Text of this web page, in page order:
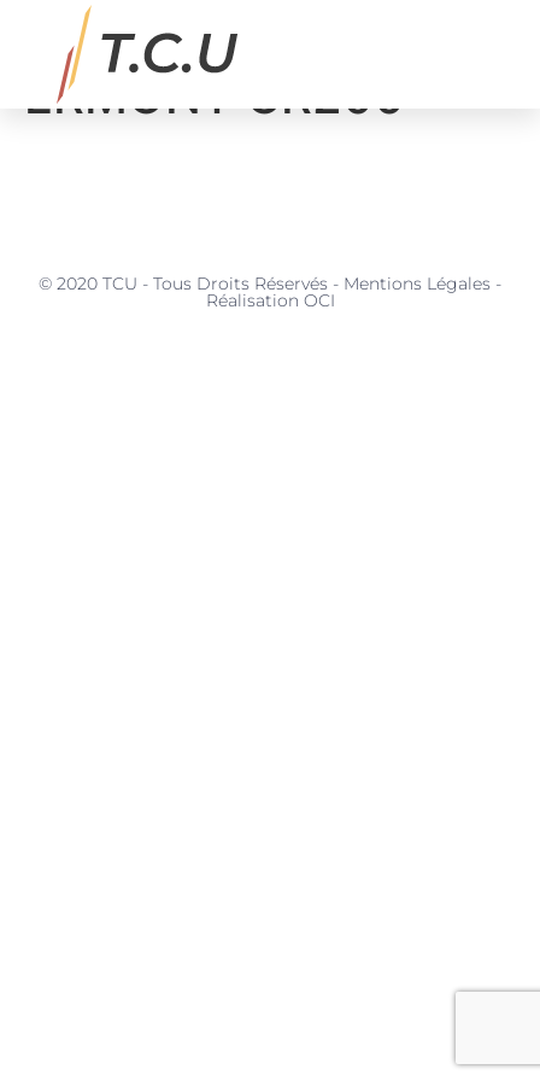
ENROBES Convoyeur
ERMONT CR200
© 2020 TCU - Tous Droits Réservés - Mentions Légales -
Réalisation OCI